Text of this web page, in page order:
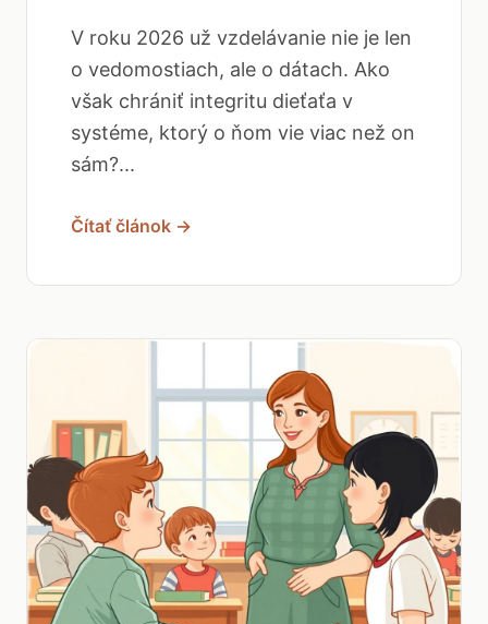
V roku 2026 už vzdelávanie nie je len
o vedomostiach, ale o dátach. Ako
však chrániť integritu dieťaťa v
systéme, ktorý o ňom vie viac než on
sám?...
Čítať článok →